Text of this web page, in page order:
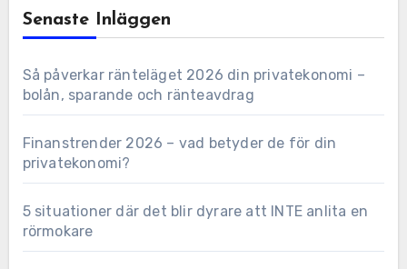
Senaste Inläggen
Så påverkar ränteläget 2026 din privatekonomi –
bolån, sparande och ränteavdrag
Finanstrender 2026 – vad betyder de för din
privatekonomi?
5 situationer där det blir dyrare att INTE anlita en
rörmokare